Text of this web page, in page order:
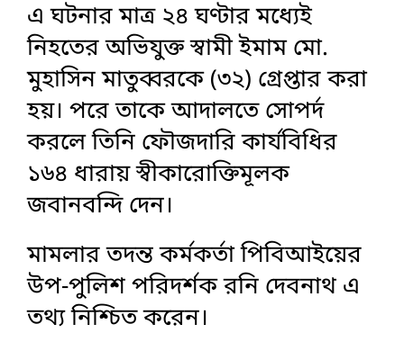
এ ঘটনার মাত্র ২৪ ঘণ্টার মধ্যেই
নিহতের অভিযুক্ত স্বামী ইমাম মো.
মুহাসিন মাতুব্বরকে (৩২) গ্রেপ্তার করা
হয়। পরে তাকে আদালতে সোপর্দ
করলে তিনি ফৌজদারি কার্যবিধির
১৬৪ ধারায় স্বীকারোক্তিমূলক
জবানবন্দি দেন।
মামলার তদন্ত কর্মকর্তা পিবিআইয়ের
উপ-পুলিশ পরিদর্শক রনি দেবনাথ এ
তথ্য নিশ্চিত করেন।